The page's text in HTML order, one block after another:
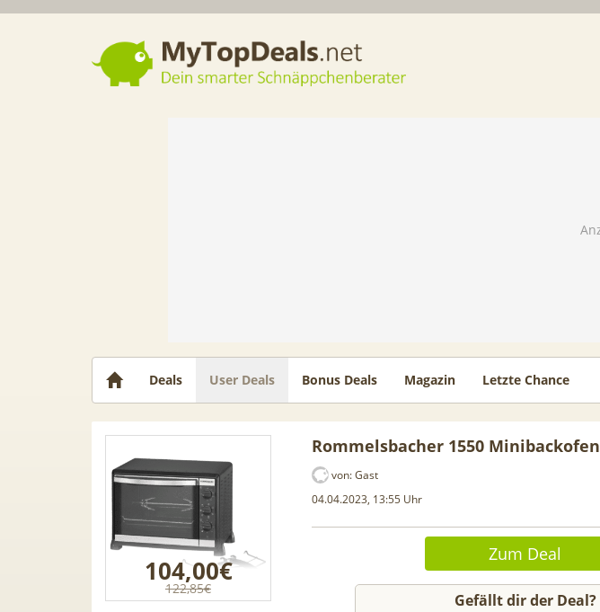
Dein smarter Schnäppchenberater
Deals User Deals Bonus Deals Magazin Letzte Chance
104,00€
122,85€
Rommelsbacher 1550 Minibackofen
von:Gast
04.04.2023, 13:55 Uhr
Zum Deal
Gefällt dir der Deal?